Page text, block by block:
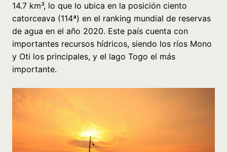
14.7 km³, lo que lo ubica en la posición ciento
catorceava (114ª) en el ranking mundial de reservas
de agua en el año 2020. Este país cuenta con
importantes recursos hídricos, siendo los ríos Mono
y Oti los principales, y el lago Togo el más
importante.